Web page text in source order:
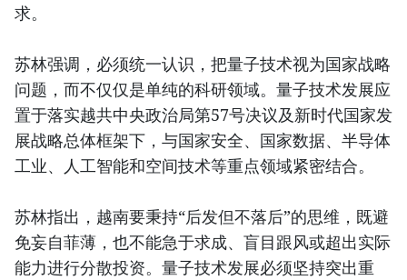
求。
苏林强调，必须统一认识，把量子技术视为国家战略
问题，而不仅仅是单纯的科研领域。量子技术发展应
置于落实越共中央政治局第57号决议及新时代国家发
展战略总体框架下，与国家安全、国家数据、半导体
工业、人工智能和空间技术等重点领域紧密结合。
苏林指出，越南要秉持“后发但不落后”的思维，既避
免妄自菲薄，也不能急于求成、盲目跟风或超出实际
能力进行分散投资。量子技术发展必须坚持突出重